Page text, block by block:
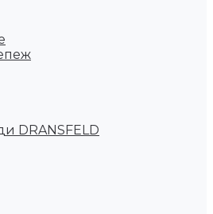
DRANSFELD